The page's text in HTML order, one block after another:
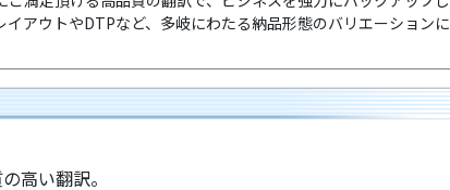
アウトやDTPなど、多岐にわたる納品形態のバリエーションに
高い翻訳。